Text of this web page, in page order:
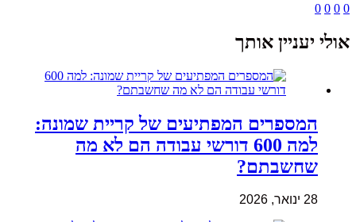
0
0
0
0
אולי יעניין אותך
המספרים המפתיעים של קריית שמונה:
למה 600 דורשי עבודה הם לא מה
שחשבתם?
28 ינואר, 2026